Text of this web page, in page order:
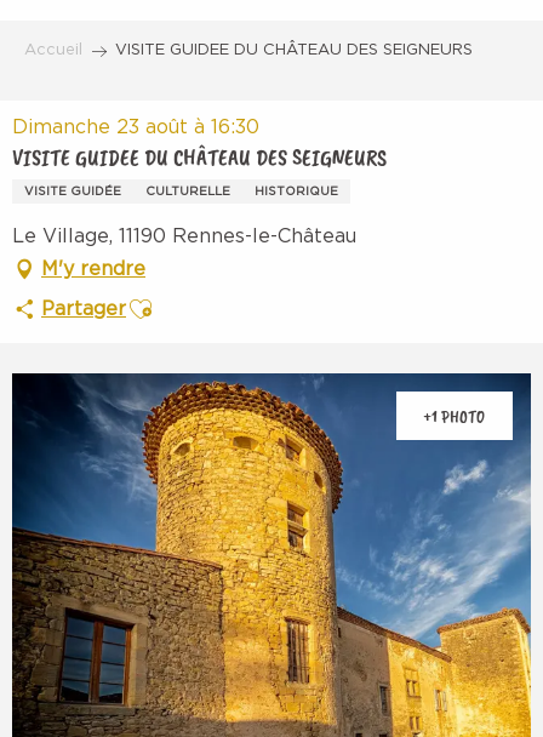
Accueil VISITE GUIDEE DU CHÂTEAU DES SEIGNEURS
Dimanche 23 août à 16:30
VISITE GUIDEE DU CHÂTEAU DES SEIGNEURS
VISITE GUIDÉE CULTURELLE HISTORIQUE
Le Village, 11190 Rennes-le-Château
M'y rendre
PartagerAjouter aux favoris
+1 PHOTO